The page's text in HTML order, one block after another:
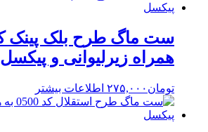
همراه زیرلیوانی و پیکسل
تومان ۲۷۵,۰۰۰ اطلاعات بیشتر